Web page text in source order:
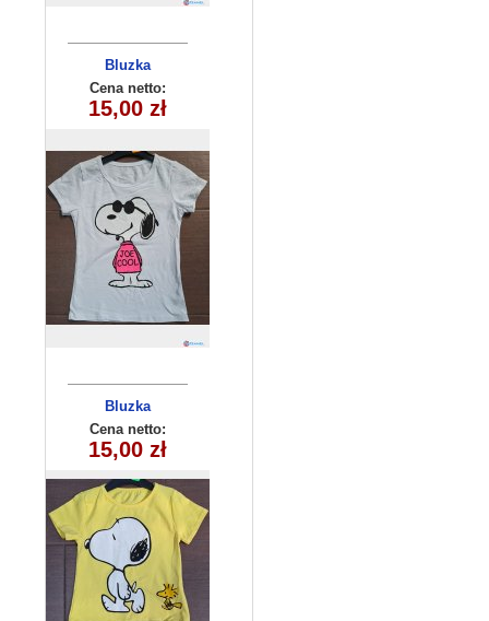
Bluzka
dziecięca
180626-13(6-16)
6szt
Cena netto:
15,00 zł
Bluzka
dziecięca
180626-7(6-16)
6szt
Cena netto:
15,00 zł